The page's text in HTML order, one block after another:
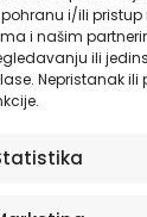
i/ili
i našim
ili
Nepristanak ili
123,52€